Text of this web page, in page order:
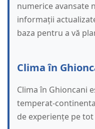
numerice avansate
informații
baza pentru a vă
Clima în
Clima în Ghioncani
temperat-
de experiențe pe